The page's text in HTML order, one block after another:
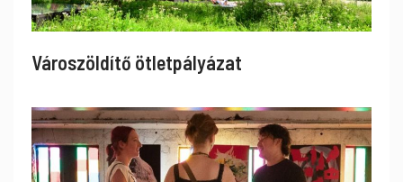
Városzöldítő ötletpályázat